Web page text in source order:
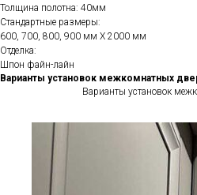
Толщина полотна: 40мм
Стандартные размеры:
600, 700, 800, 900 мм Х 2000 мм
Отделка:
Шпон файн-лайн
Варианты установок межкомнатных
Варианты установок